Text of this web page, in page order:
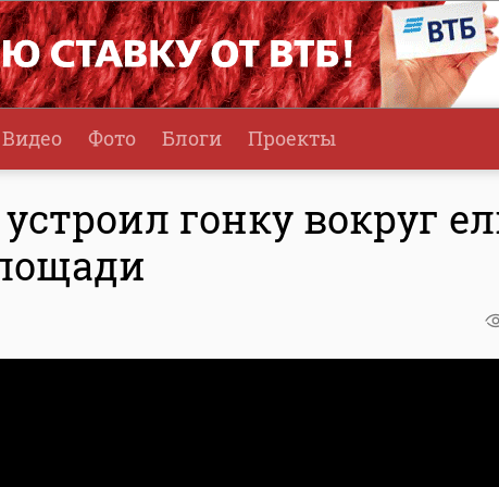
Видео Фото Блоги Проекты
гонку вокруг